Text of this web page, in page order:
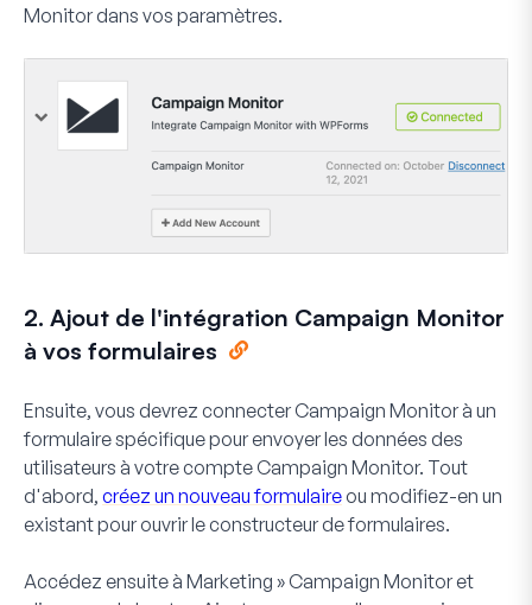
Monitor dans vos paramètres.
2. Ajout de l'intégration Campaign Monitor
à vos formulaires
Ensuite, vous devrez connecter Campaign Monitor à un
formulaire spécifique pour envoyer les données des
utilisateurs à votre compte Campaign Monitor. Tout
d'abord, créez un nouveau formulaireou modifiez-en un
existant pour ouvrir le constructeur de formulaires.
Accédez ensuite à Marketing » Campaign Monitoret